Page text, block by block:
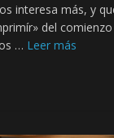
interesa más, y
del
… Leer más